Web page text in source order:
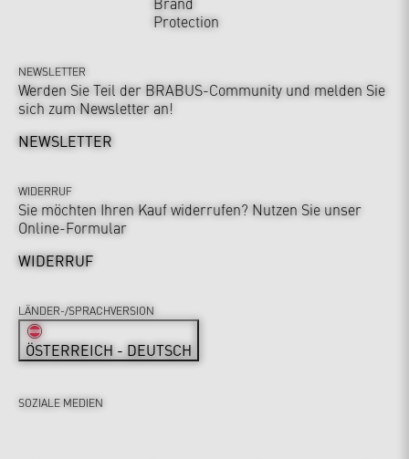
Protection
NEWSLETTER
Werden Sie Teil der BRABUS-Community und melden Sie
sich zum Newsletter an!
NEWSLETTER
WIDERRUF
Sie möchten Ihren Kauf widerrufen? Nutzen Sie unser
Online-Formular
WIDERRUF
SOZIALE MEDIEN
LÄNDER-/SPRACHVERSION
ÖSTERREICH - DEUTSCH